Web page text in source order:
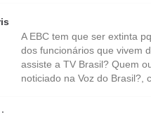
A EBC tem que ser extinta
dos funcionários que vivem
assiste a TV Brasil? Quem
noticiado na Voz do Brasil?,